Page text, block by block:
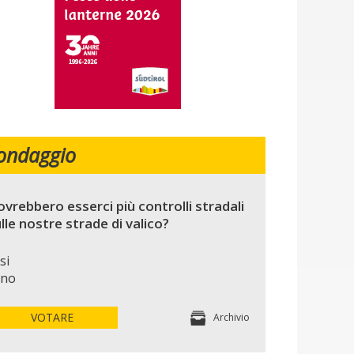
esserci più controlli stradali
nostre strade di valico?
si
no
VOTARE Archivio